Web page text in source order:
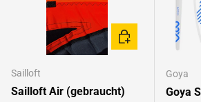
Sailloft
Sailloft Air (gebraucht)
OPTIONEN
Goya
Goya